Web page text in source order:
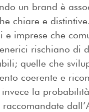
un brand è
chiare e distintive.
e imprese che
rischiano di
quelle che
coerente e
la